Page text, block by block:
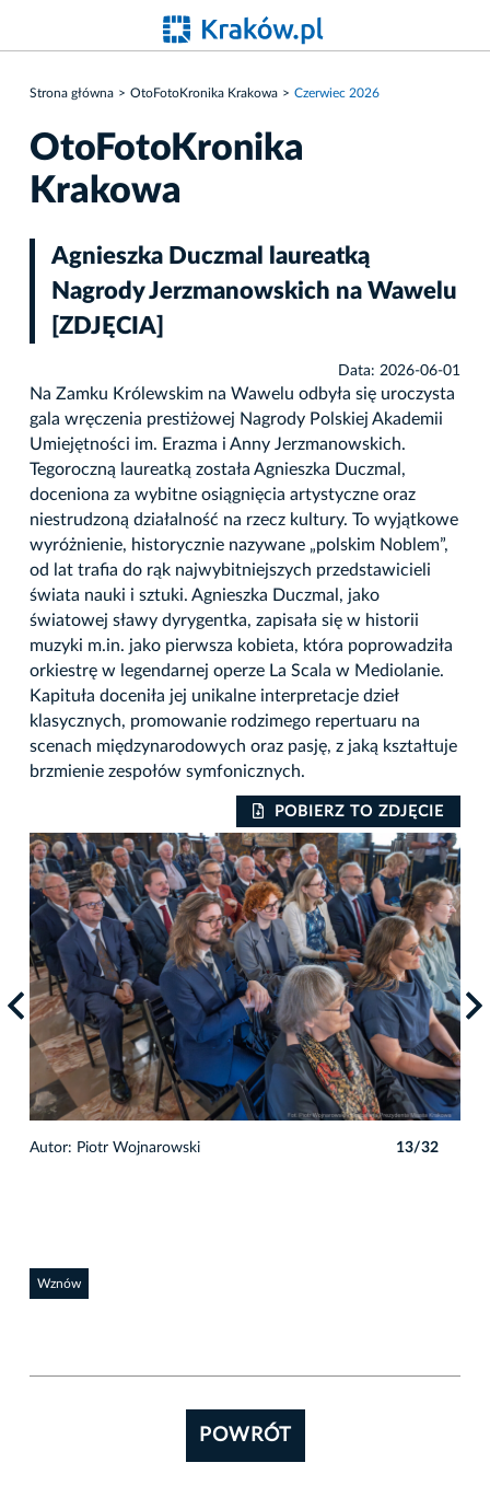
Strona główna OtoFotoKronika Krakowa Czerwiec 2026
OtoFotoKronika
Krakowa
Agnieszka Duczmal laureatką
Nagrody Jerzmanowskich na Wawelu
[ZDJĘCIA]
Data: 2026-06-01
Na Zamku Królewskim na Wawelu odbyła się uroczysta
gala wręczenia prestiżowej Nagrody Polskiej Akademii
Umiejętności im. Erazma i Anny Jerzmanowskich.
Tegoroczną laureatką została Agnieszka Duczmal,
doceniona za wybitne osiągnięcia artystyczne oraz
niestrudzoną działalność na rzecz kultury. To wyjątkowe
wyróżnienie, historycznie nazywane „polskim Noblem”,
od lat trafia do rąk najwybitniejszych przedstawicieli
świata nauki i sztuki. Agnieszka Duczmal, jako
światowej sławy dyrygentka, zapisała się w historii
muzyki m.in. jako pierwsza kobieta, która poprowadziła
orkiestrę w legendarnej operze La Scala w Mediolanie.
Kapituła doceniła jej unikalne interpretacje dzieł
klasycznych, promowanie rodzimego repertuaru na
scenach międzynarodowych oraz pasję, z jaką kształtuje
brzmienie zespołów symfonicznych.
POBIERZ TO ZDJĘCIE
Autor: Piotr Wojnarowski 13/32
Wznów
POWRÓT